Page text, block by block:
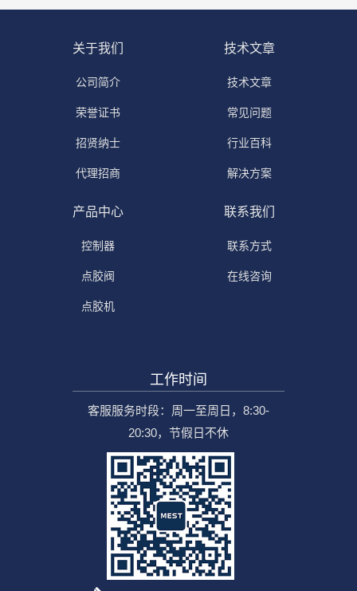
关于我们
公司简介
荣誉证书
招贤纳士
代理招商
技术文章
技术文章
常见问题
行业百科
解决方案
产品中心
控制器
点胶阀
点胶机
联系我们
联系方式
在线咨询
工作时间
客服服务时段：周一至周日，8:30-
20:30，节假日不休